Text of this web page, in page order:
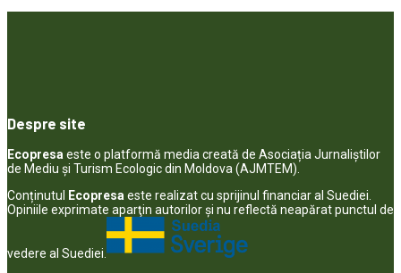
Despre site
Ecopresa este o platformă media creată de Asociația Jurnaliștilor
de Mediu și Turism Ecologic din Moldova (AJMTEM).
Conținutul Ecopresa este realizat cu sprijinul financiar al Suediei.
Opiniile exprimate aparţin autorilor şi nu reflectă neapărat punctul de
vedere al Suediei.